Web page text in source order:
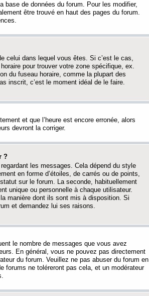
de données du forum. Pour les modifier,
être trouvé en haut des pages du forum.
celui dans lequel vous êtes. Si c’est le cas,
pour trouver votre zone spécifique, ex.
du fuseau horaire, comme la plupart des
inscrit, c’est le moment idéal de le faire.
et que l’heure est encore erronée, alors
devront la corriger.
?
les messages. Cela dépend du style
en forme d’étoiles, de carrés ou de points,
sur le forum. La seconde, habituellement
unique ou personnelle à chaque utilisateur.
manière dont ils sont mis à disposition. Si
et demandez lui ses raisons.
le nombre de messages que vous avez
En général, vous ne pouvez pas directement
du forum. Veuillez ne pas abuser du forum en
forums ne toléreront pas cela, et un modérateur